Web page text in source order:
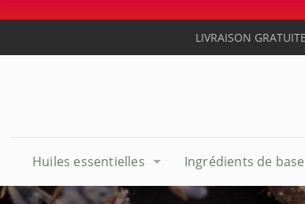
LIVRAISON
Huiles essentielles Ingrédients de base